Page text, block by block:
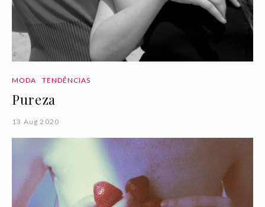
MODA TENDÊNCIAS
Pureza
13 Aug 2020